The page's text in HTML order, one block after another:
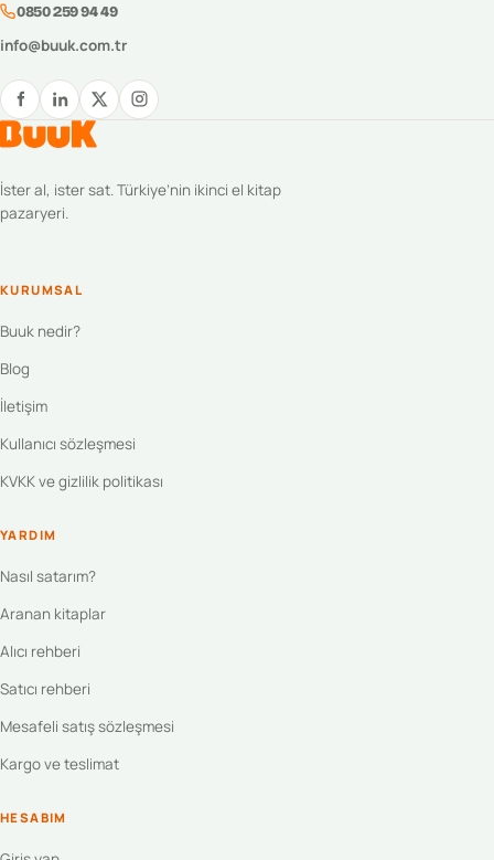
0850 259 94 49
info@buuk.com.tr
İster al, ister sat. Türkiye’nin ikinci el kitap
pazaryeri.
KURUMSAL
Buuk nedir?
Blog
İletişim
Kullanıcı sözleşmesi
KVKK ve gizlilik politikası
YARDIM
Nasıl satarım?
Aranan kitaplar
Alıcı rehberi
Satıcı rehberi
Mesafeli satış sözleşmesi
Kargo ve teslimat
HESABIM